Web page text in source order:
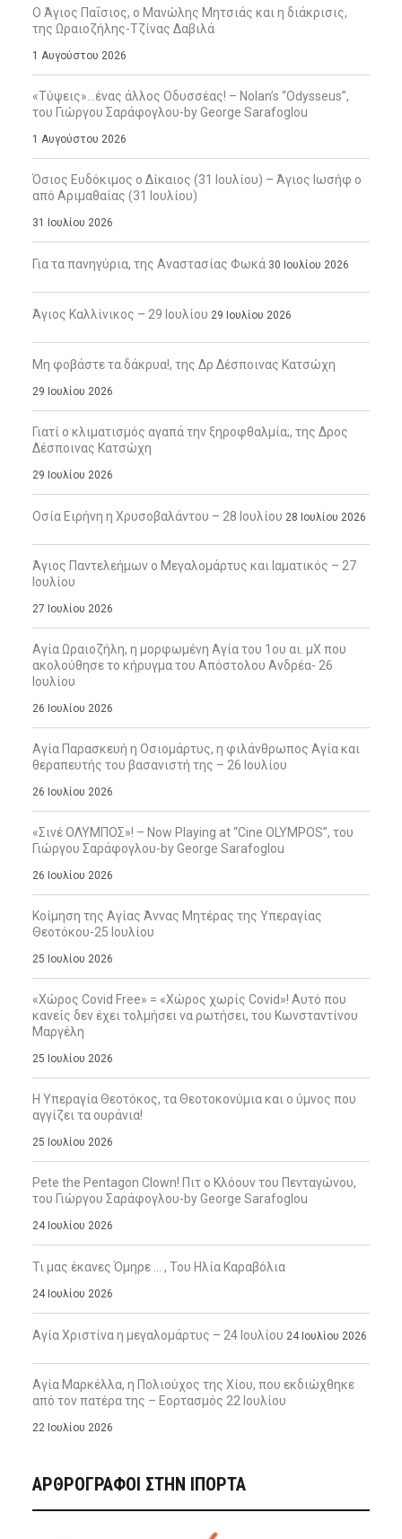
Ο Άγιος Παΐσιος, ο Μανώλης Μητσιάς και η διάκρισις,
της Ωραιοζήλης-Τζίνας Δαβιλά
1 Αυγούστου 2026
«Τύψεις»…ένας άλλος Οδυσσέας! – Nolan’s “Odysseus”,
του Γιώργου Σαράφογλου-by George Sarafoglou
1 Αυγούστου 2026
Όσιος Ευδόκιμος ο Δίκαιος (31 Ιουλίου) – Άγιος Ιωσήφ ο
από Αριμαθαίας (31 Ιουλίου)
31 Ιουλίου 2026
Για τα πανηγύρια, της Αναστασίας Φωκά 30 Ιουλίου 2026
Άγιος Καλλίνικος – 29 Ιουλίου 29 Ιουλίου 2026
Μη φοβάστε τα δάκρυα!, της Δρ Δέσποινας Κατσώχη
29 Ιουλίου 2026
Γιατί ο κλιματισμός αγαπά την ξηροφθαλμία;, της Δρος
Δέσποινας Κατσώχη
29 Ιουλίου 2026
Οσία Ειρήνη η Χρυσοβαλάντου – 28 Ιουλίου 28 Ιουλίου 2026
Άγιος Παντελεήμων ο Μεγαλομάρτυς και Ιαματικός – 27
Ιουλίου
27 Ιουλίου 2026
Αγία Ωραιοζήλη, η μορφωμένη Αγία του 1ου αι. μΧ που
ακολούθησε το κήρυγμα του Απόστολου Ανδρέα- 26
Ιουλίου
26 Ιουλίου 2026
Αγία Παρασκευή η Οσιομάρτυς, η φιλάνθρωπος Αγία και
θεραπευτής του βασανιστή της – 26 Ιουλίου
26 Ιουλίου 2026
«Σινέ ΟΛΥΜΠΟΣ»! – Now Playing at “Cine OLYMPOS”, του
Γιώργου Σαράφογλου-by George Sarafoglou
26 Ιουλίου 2026
Κοίμηση της Αγίας Άννας Μητέρας της Υπεραγίας
Θεοτόκου-25 Ιουλίου
25 Ιουλίου 2026
«Χώρος Covid Free» = «Χώρος χωρίς Covid»! Αυτό που
κανείς δεν έχει τολμήσει να ρωτήσει, του Κωνσταντίνου
Μαργέλη
25 Ιουλίου 2026
Η Υπεραγία Θεοτόκος, τα Θεοτοκονύμια και ο ύμνος που
αγγίζει τα ουράνια!
25 Ιουλίου 2026
Pete the Pentagon Clown! Πιτ ο Κλόουν του Πενταγώνου,
του Γιώργου Σαράφογλου-by George Sarafoglou
24 Ιουλίου 2026
Τι μας έκανες Όμηρε … , Του Ηλία Καραβόλια
24 Ιουλίου 2026
Αγία Χριστίνα η μεγαλομάρτυς – 24 Ιουλίου 24 Ιουλίου 2026
Αγία Μαρκέλλα, η Πολιούχος της Χίου, που εκδιώχθηκε
από τον πατέρα της – Εορτασμός 22 Ιουλίου
22 Ιουλίου 2026
ΑΡΘΡΟΓΡΑΦΟΙ ΣΤΗΝ IΠΟΡΤΑ